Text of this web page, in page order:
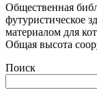
Общественная
футуристическое
материалом для
Общая высота
Поиск